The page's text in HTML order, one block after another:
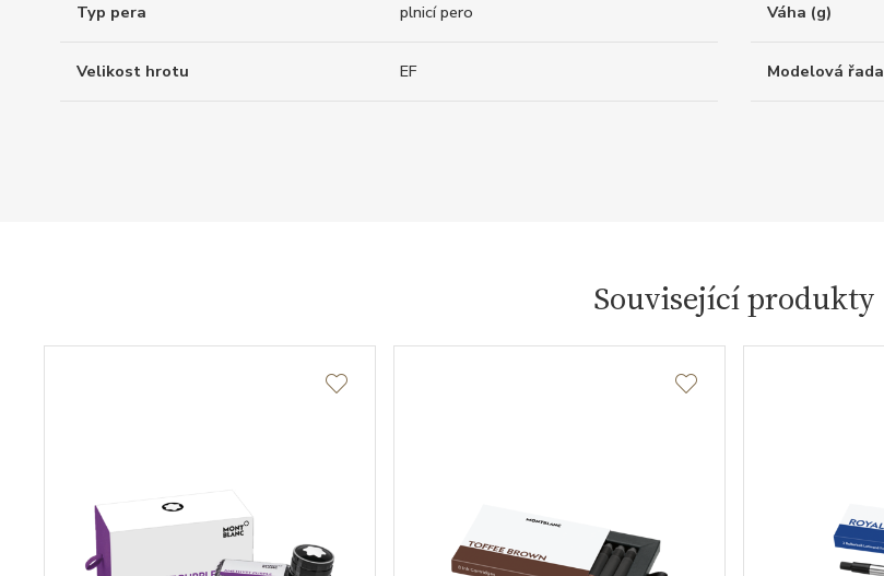
Typ pera plnicí pero Váha (g)
Velikost hrotu EF Modelová řada
Související produkty